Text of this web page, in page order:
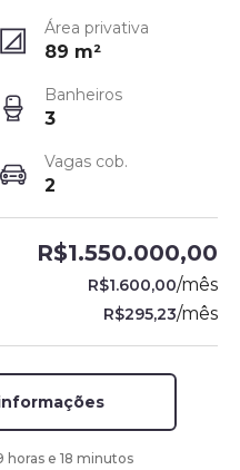
Área privativa
89 m²
Banheiros
3
Vagas cob.
2
R$1.550.000,00
R$1.600,00/mês
R$295,23/mês
horas e 18 minutos